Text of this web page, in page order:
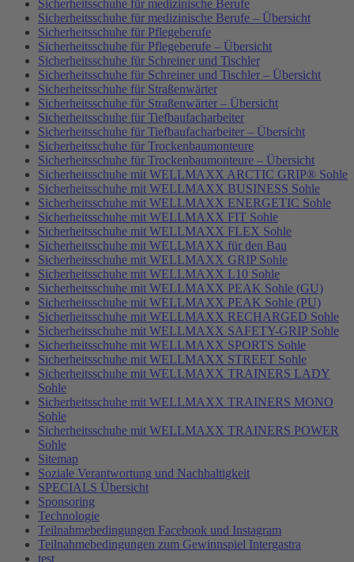
Sicherheitsschuhe für medizinische Berufe
Sicherheitsschuhe für medizinische Berufe – Übersicht
Sicherheitsschuhe für Pflegeberufe
Sicherheitsschuhe für Pflegeberufe – Übersicht
Sicherheitsschuhe für Schreiner und Tischler
Sicherheitsschuhe für Schreiner und Tischler – Übersicht
Sicherheitsschuhe für Straßenwärter
Sicherheitsschuhe für Straßenwärter – Übersicht
Sicherheitsschuhe für Tiefbaufacharbeiter
Sicherheitsschuhe für Tiefbaufacharbeiter – Übersicht
Sicherheitsschuhe für Trockenbaumonteure
Sicherheitsschuhe für Trockenbaumonteure – Übersicht
Sicherheitsschuhe mit WELLMAXX ARCTIC GRIP® Sohle
Sicherheitsschuhe mit WELLMAXX BUSINESS Sohle
Sicherheitsschuhe mit WELLMAXX ENERGETIC Sohle
Sicherheitsschuhe mit WELLMAXX FIT Sohle
Sicherheitsschuhe mit WELLMAXX FLEX Sohle
Sicherheitsschuhe mit WELLMAXX für den Bau
Sicherheitsschuhe mit WELLMAXX GRIP Sohle
Sicherheitsschuhe mit WELLMAXX L10 Sohle
Sicherheitsschuhe mit WELLMAXX PEAK Sohle (GU)
Sicherheitsschuhe mit WELLMAXX PEAK Sohle (PU)
Sicherheitsschuhe mit WELLMAXX RECHARGED Sohle
Sicherheitsschuhe mit WELLMAXX SAFETY-GRIP Sohle
Sicherheitsschuhe mit WELLMAXX SPORTS Sohle
Sicherheitsschuhe mit WELLMAXX STREET Sohle
Sicherheitsschuhe mit WELLMAXX TRAINERS LADY
Sohle
Sicherheitsschuhe mit WELLMAXX TRAINERS MONO
Sohle
Sicherheitsschuhe mit WELLMAXX TRAINERS POWER
Sohle
Sitemap
Soziale Verantwortung und Nachhaltigkeit
SPECIALS Übersicht
Sponsoring
Technologie
Teilnahmebedingungen Facebook und Instagram
Teilnahmebedingungen zum Gewinnspiel Intergastra
test